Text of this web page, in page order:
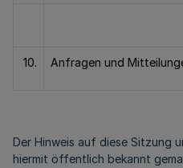
10. Anfragen und
Der Hinweis auf diese Sitzung
hiermit öffentlich bekannt